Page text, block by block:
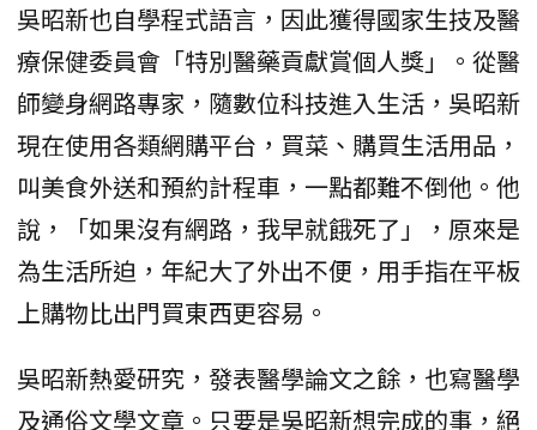
吳昭新也自學程式語言，因此獲得國家生技及醫
療保健委員會「特別醫藥貢獻賞個人獎」。從醫
師變身網路專家，隨數位科技進入生活，吳昭新
現在使用各類網購平台，買菜、購買生活用品，
叫美食外送和預約計程車，一點都難不倒他。他
說，「如果沒有網路，我早就餓死了」，原來是
為生活所迫，年紀大了外出不便，用手指在平板
上購物比出門買東西更容易。
吳昭新熱愛研究，發表醫學論文之餘，也寫醫學
及通俗文學文章。只要是吳昭新想完成的事，絕